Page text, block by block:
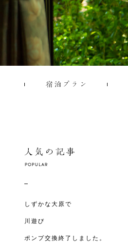
しずかな大原で
川遊び
ポンプ交換終了しました。